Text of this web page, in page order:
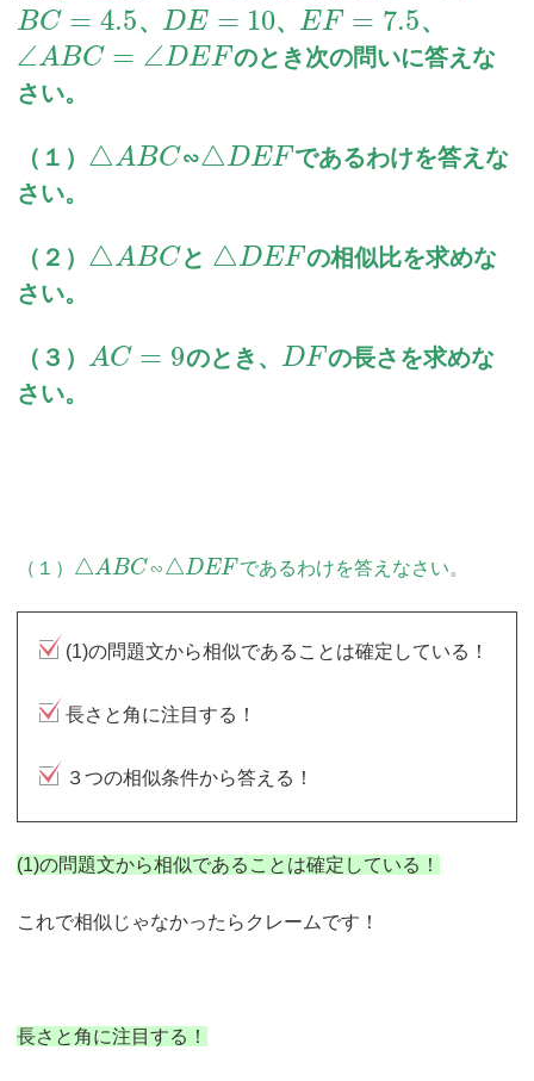
BC = 4.5、 DE = 10、 EF = 7.5、
∠ABC = ∠DEF のとき次の問いに答えな
さい。
（１） △ABC∽△DEFであるわけを答えな
さい。
（２） △ABC と △DEFの相似比を求めな
さい。
（３） AC = 9のとき、 DF の長さを求めな
さい。
（１） △ABC∽△DEF であるわけを答えなさい。
(1)の問題文から相似であることは確定している！
長さと角に注目する！
３つの相似条件から答える！
(1)の問題文から相似であることは確定している！
これで相似じゃなかったらクレームです！
長さと角に注目する！